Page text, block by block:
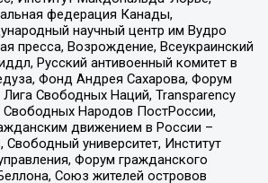
федерация Канады,
научный центр им Вудро
пресса, Возрождение, Всеукраинский
Русский антивоенный комитет в
Фонд Андрея Сахарова, Форум
Свободных Наций, Transparеncy
Народов ПостРоссии,
движением в России –
Свободный университет, Институт
Форум гражданского
Союз жителей островов